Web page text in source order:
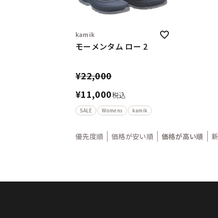
kamik
モーメンタム ロー 2
¥22,000
¥11,000税込
SALE Womens kamik
優先度順 価格が安い順 価格が高い順